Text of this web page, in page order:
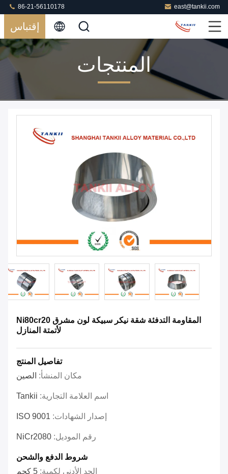
east@tankii.com
86-21-56110178
إقتباس
المنتجات
المقاومة التدفئة شقة نيكر سبيكة لون مشرق Ni80cr20
لأتمتة المنازل
تفاصيل المنتج
مكان المنشأ: الصين
اسم العلامة التجارية: Tankii
إصدار الشهادات: ISO 9001
رقم الموديل: NiCr2080
شروط الدفع والشحن
الحد الأدنى لكمية: 5 كجم